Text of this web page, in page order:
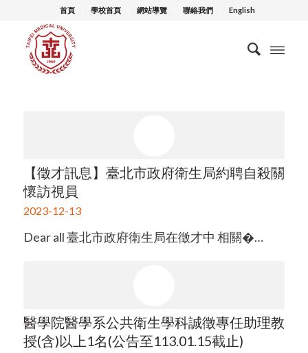
首頁 學校首頁 網站導覽 聯絡我們 English
【徵才訊息】臺北市政府衛生局約聘自殺關
懷訪視員
2023-12-13
Dear all 臺北市政府衛生局在徵才中 相關�…
醫學院醫學系公共衛生學科誠徵專任助理教
授(含)以上1名(公告至113.01.15截止)